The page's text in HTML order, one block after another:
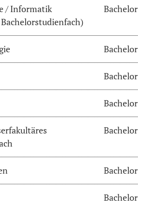
University of Basel
/ Informatik
Bachelor
Bachelor
Bachelor
Bachelor
Bachelor
Bachelor
Bachelor